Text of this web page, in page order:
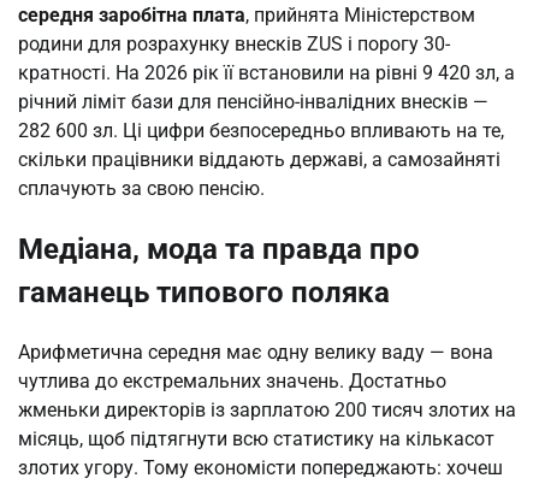
середня заробітна плата, прийнята Міністерством
родини для розрахунку внесків ZUS і порогу 30-
кратності. На 2026 рік її встановили на рівні 9 420 зл, а
річний ліміт бази для пенсійно-інвалідних внесків —
282 600 зл. Ці цифри безпосередньо впливають на те,
скільки працівники віддають державі, а самозайняті
сплачують за свою пенсію.
Медіана, мода та правда про
гаманець типового поляка
Арифметична середня має одну велику ваду — вона
чутлива до екстремальних значень. Достатньо
жменьки директорів із зарплатою 200 тисяч злотих на
місяць, щоб підтягнути всю статистику на кількасот
злотих угору. Тому економісти попереджають: хочеш